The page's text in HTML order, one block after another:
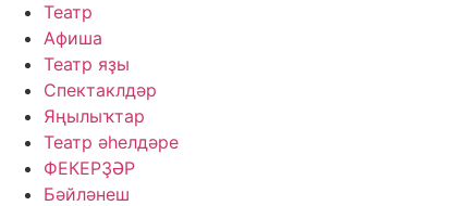
Театр
Афиша
Театр яҙы
Спектаклдәр
Яңылыҡтар
Театр әһелдәре
ФЕКЕРҘӘР
Бәйләнеш